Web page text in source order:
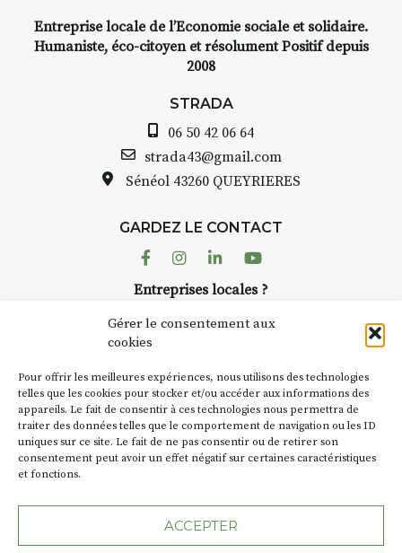
Gérer le consentement aux
cookies
Pour offrir les meilleures expériences, nous utilisons des technologies
telles que les cookies pour stocker et/ou accéder aux informations des
appareils. Le fait de consentir à ces technologies nous permettra de
traiter des données telles que le comportement de navigation ou les ID
uniques sur ce site. Le fait de ne pas consentir ou de retirer son
consentement peut avoir un effet négatif sur certaines caractéristiques
et fonctions.
ACCEPTER
composition, aquarelle, encre,
ou contenu hybride.
8h : rendez-vous au point de
départ
8h30 – 12h : croquis et aquarelle
sur site
pique-nique sur place (repas à
13h30 – 17h30 : reprise sur
Et si le temps se gâte : un atelier
abrité permettra de continuer à
créer.
les 3 jours)
Minimum 8 personnes – sans
pension complète
Prix pour l’accompagnement et
Dates au choix :
Entreprise locale de l’Economie sociale et solidaire.
Humaniste, éco-citoyen et résolument Positif depuis
2008
STRADA
06 50 42 06 64
strada43@gmail.com
Sénéol 43260 QUEYRIERES
GARDEZ LE CONTACT
FacebookInstagram
LinkedinYoutube
Entreprises locales ?
Suivez toute l'actu de Strada